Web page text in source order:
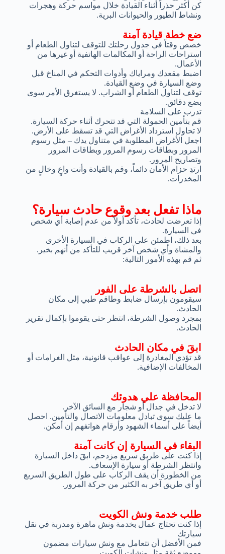
ضع خطة قيادة آمنة
خصص وقتاً في جدول رحلتك للتوقف لتناول الطعام أو
استراحات الراحة أو المكالمات الهاتفية أو غيرها من
الأعمال.
اضبط مقعدك ومراياك وأدوات التحكم في المناخ قبل
وضع السيارة في وضع القيادة.
توقف لتناول الطعام أو الشراب. لا يستغرق الأمر سوى
بضع دقائق.
تدرب على السلامة
قم بتأمين الحمولة التي قد تتحرك أثناء حركة السيارة.
لا تحاول استرداد الأغراض التي قد تسقط على الأرض.
اجعل الأغراض المطلوبة في متناول يدك – مثل رسوم
المرور وبطاقات رسوم المرور وبطاقات المرور
وتصاريح المرور.
ارتدِ حزام الأمان دائماً، وقم بالقيادة وأنت واعٍ وخالٍ من
المخدرات.
كن أكثر حذراً أثناء القيادة خلال مواسم حركة وهجرات
ونشاط الطيور والحيوانات البرية.
ماذا تفعل بعد وقوع حادث سيارة؟
إذا تعرضت لحادث، تأكد أولاً من عدم إصابة أي شخص
في السيارة.
بعد ذلك، اطمئن على الركاب في السيارة الأخرى
والمشاة وأي شخص آخر قريب للتأكد من أنهم بخير.
ثم قم بهذه الأمور التالية:
ابقَ في مكان الحادث
قد تؤدي المغادرة إلى عواقب قانونية، مثل الغرامات أو
المخالفات الإضافية.
اتصل بالشرطة على الفور
سيقومون بإرسال ضابط وطاقم طبي إلى مكان
الحادث.
بمجرد وصول الشرطة، انتظر حتى يقوموا بإكمال تقرير
الحادث.
البقاء في السيارة إن كانت آمنة
إذا كنت على طريق سريع مزدحم، ابقَ داخل السيارة
وانتظر الشرطة أو سيارة الإسعاف.
من الخطورة أن يقف الركاب على طول الطريق السريع
أو أي طريق آخر به الكثير من حركة المرور.
المحافظة علي هدوئك
لا تدخل في جدال أو شجار مع السائق الآخر.
ما عليك سوى تبادل معلومات الاتصال والتأمين. احصل
أيضاً على أسماء الشهود وأرقام هواتفهم إن أمكن.
طلب خدمة ونش الكويت
إذا كنت تحتاج عمال بخدمة ونش ماهرة ومدربة في نقل
سيارتك
فمن الأفضل أن تتعامل مع ونش سيارات مضمون